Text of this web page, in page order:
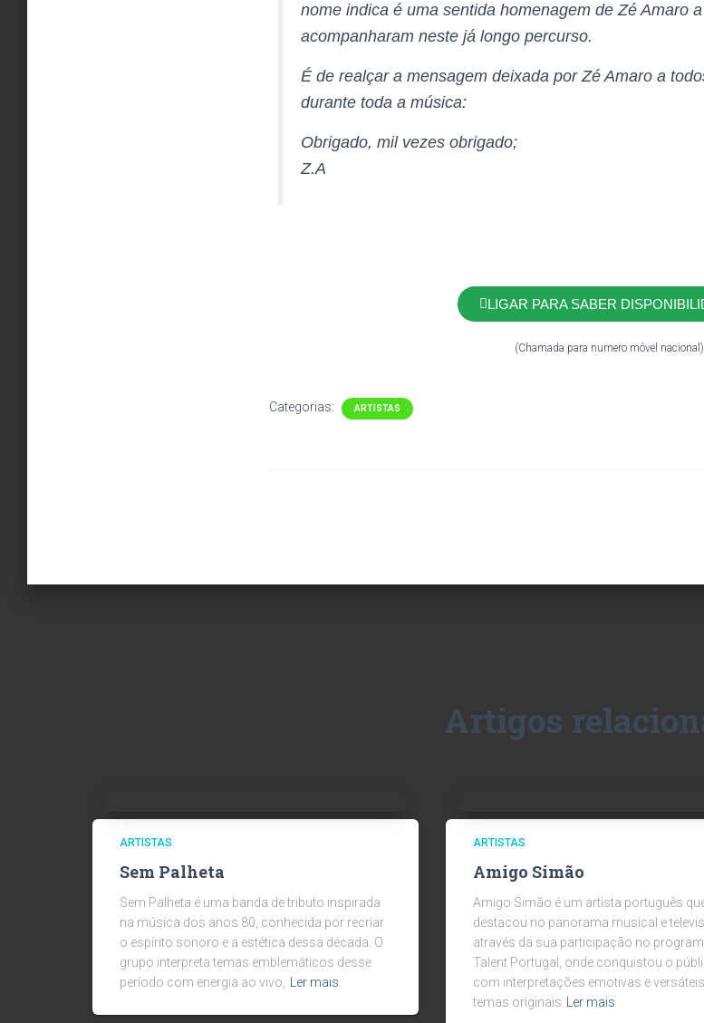
nome indica é uma sentida homenagem de Zé Amaro
acompanharam neste já longo percurso.
É de realçar a mensagem deixada por Zé Amaro a
durante toda a música:
Obrigado, mil vezes obrigado;
Z.A
LIGAR PARA SABER
(Chamada para numero móvel nacional)
Categorias: ARTISTAS
Artigos
ARTISTAS
Sem Palheta
Sem Palheta é uma banda de tributo inspirada
na música dos anos 80, conhecida por recriar
o espírito sonoro e a estética dessa década. O
grupo interpreta temas emblemáticos desse
período com energia ao vivo,
Ler mais
ARTISTAS
Amigo Simão
Amigo Simão é um artista português
destacou no panorama musical e
através da sua participação no
Talent Portugal, onde conquistou o
com interpretações emotivas e
temas originais
Ler mais